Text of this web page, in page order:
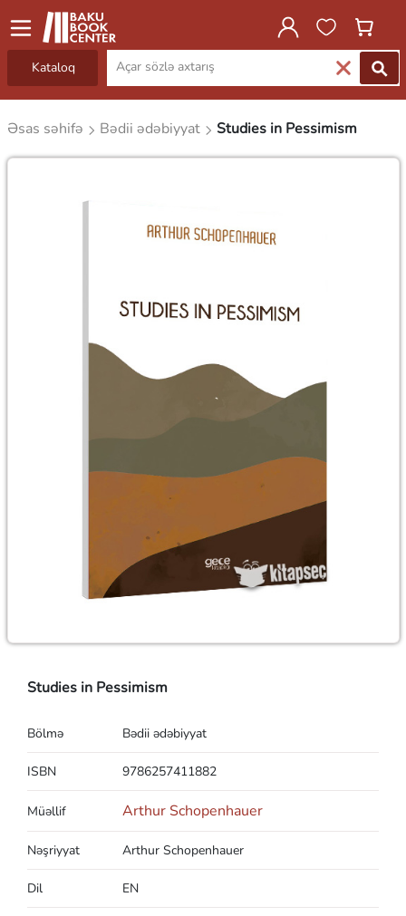
Kataloq
Əsas səhifə Bədii ədəbiyyat Studies in Pessimism
Studies in Pessimism
Bölmə Bədii ədəbiyyat
ISBN 9786257411882
Müəllif Arthur Schopenhauer
Nəşriyyat Arthur Schopenhauer
Dil EN